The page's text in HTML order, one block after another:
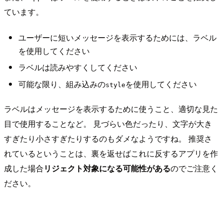
ています。
ユーザーに短いメッセージを表示するためには、ラベル
を使用してください
ラベルは読みやすくしてください
可能な限り、組み込みのstyle を使用してください
ラベルはメッセージを表示するために使うこと、適切な見た
目で使用することなど。 見づらい色だったり、文字が大き
すぎたり小さすぎたりするのもダメなようですね。 推奨さ
れているということは、裏を返せばこれに反するアプリを作
成した場合リジェクト対象になる可能性があるのでご注意く
ださい。